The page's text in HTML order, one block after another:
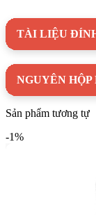
Bản vẽ kỹ
2 khối
TÀI LIỆU
NGUYÊN HỘP
Sản phẩm tương tự
-1%